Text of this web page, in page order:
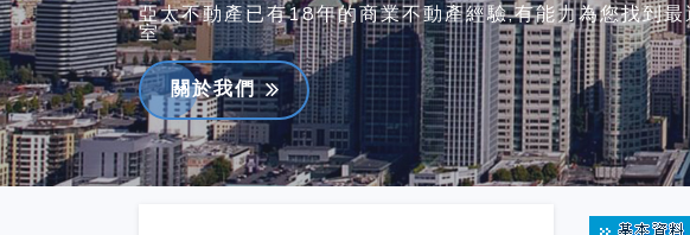
亞太不動產已有18年的商業不動產經驗,有能力為您找到最
室
關於我們